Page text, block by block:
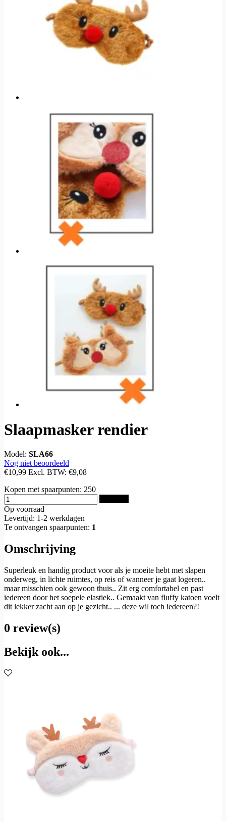
Slaapmasker rendier
Model: SLA66
Nog niet beoordeeld
€10,99 Excl. BTW: €9,08
Kopen met spaarpunten: 250
Op voorraad
Levertijd: 1-2 werkdagen
Te ontvangen spaarpunten: 1
Omschrijving
Superleuk en handig product voor als je moeite hebt met slapen
onderweg, in lichte ruimtes, op reis of wanneer je gaat logeren..
maar misschien ook gewoon thuis.. Zit erg comfortabel en past
iedereen door het soepele elastiek.. Gemaakt van fluffy katoen voelt
dit lekker zacht aan op je gezicht.. ... deze wil toch iedereen?!
0 review(s)
Bekijk ook...